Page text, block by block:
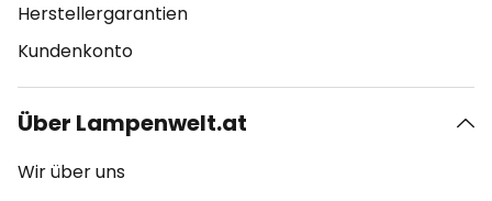
Herstellergarantien
Kundenkonto
Über Lampenwelt.at
Wir über uns